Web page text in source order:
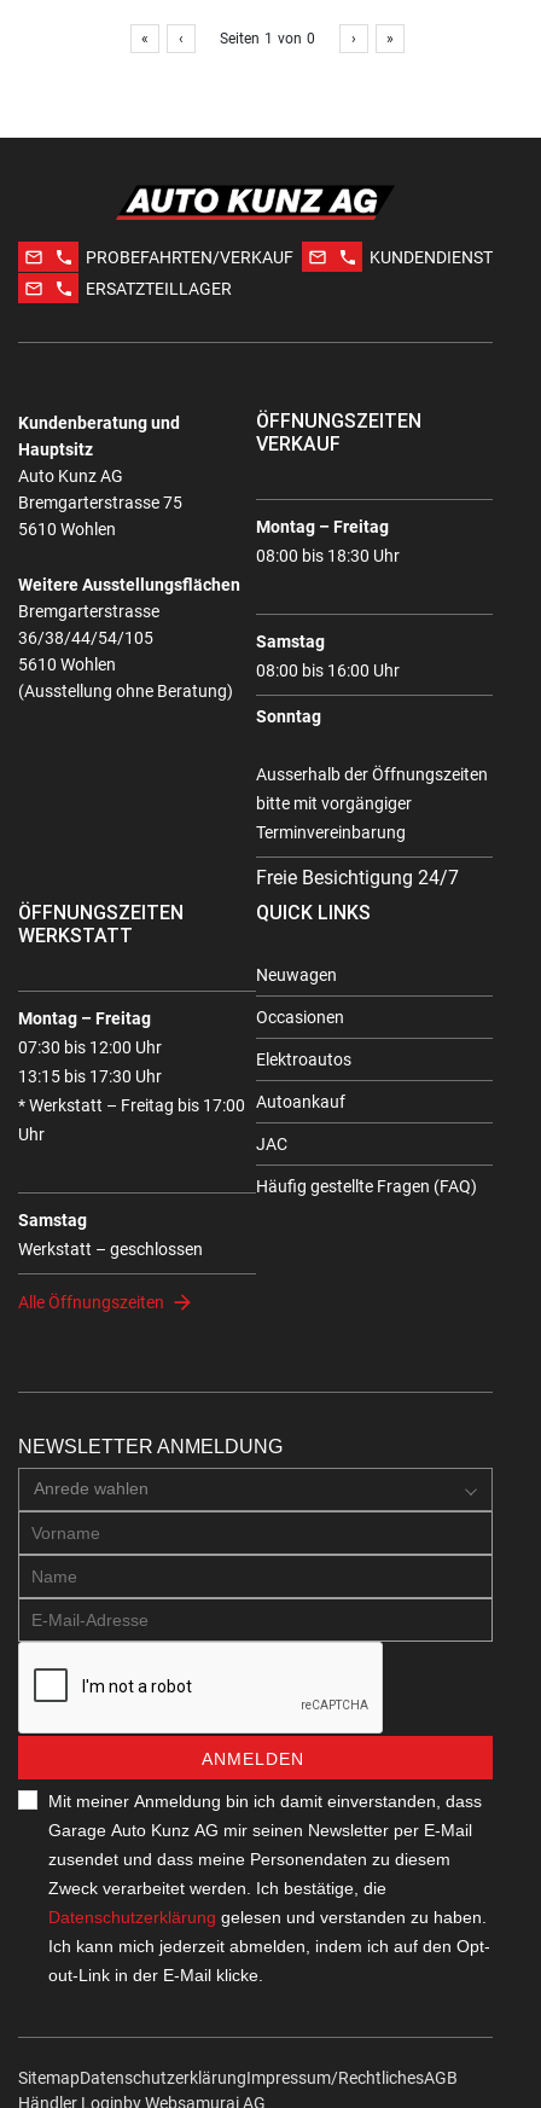
« ‹ Seiten 1 von 0 › »
mail_outline phone PROBEFAHRTEN/VERKAUF mail_outline phone
KUNDENDIENST
mail_outline
phone ERSATZTEILLAGER
Kundenberatung und
Hauptsitz
Auto Kunz AG
Bremgarterstrasse 75
5610 Wohlen
Weitere Ausstellungsflächen
Bremgarterstrasse
36/38/44/54/105
5610 Wohlen
(Ausstellung ohne Beratung)
ÖFFNUNGSZEITEN
VERKAUF
Montag – Freitag
08:00 bis 18:30 Uhr
Samstag
08:00 bis 16:00 Uhr
Sonntag
Ausserhalb der Öffnungszeiten
bitte mit vorgängiger
Terminvereinbarung
Freie Besichtigung 24/7
ÖFFNUNGSZEITEN
WERKSTATT
Montag – Freitag
07:30 bis 12:00 Uhr
13:15 bis 17:30 Uhr
* Werkstatt – Freitag bis 17:00
Uhr
Samstag
Werkstatt – geschlossen
Alle Öffnungszeiten
QUICK LINKS
Neuwagen
Occasionen
Elektroautos
Autoankauf
JAC
Häufig gestellte Fragen (FAQ)
NEWSLETTER ANMELDUNG
Anrede wahlen
ANMELDEN
Mit meiner Anmeldung bin ich damit einverstanden, dass
Garage Auto Kunz AG mir seinen Newsletter per E-Mail
zusendet und dass meine Personendaten zu diesem
Zweck verarbeitet werden. Ich bestätige, die
Datenschutzerklärung gelesen und verstanden zu haben.
Ich kann mich jederzeit abmelden, indem ich auf den Opt-
out-Link in der E-Mail klicke.
SitemapDatenschutzerklärungImpressum/RechtlichesAGB
Händler Loginby Web­sa­mu­rai AG